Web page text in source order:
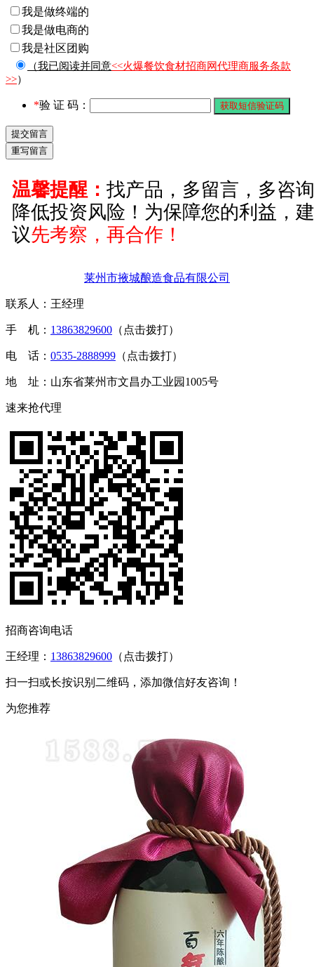
我是做终端的
我是做电商的
我是社区团购
（我已阅读并同意<<火爆餐饮食材招商网代理商服务条款
>>）
*验 证 码：
温馨提醒： 找产品，多留言，多咨询
降低投资风险！为保障您的利益，建
议先考察，再合作！
莱州市掖城酿造食品有限公司
联系人：王经理
手 机： 13863829600 （点击拨打）
电 话： 0535-2888999 （点击拨打）
地 址：山东省莱州市文昌办工业园1005号
速来抢代理
招商咨询电话
王经理： 13863829600 （点击拨打）
扫一扫或长按识别二维码，添加微信好友咨询！
为您推荐